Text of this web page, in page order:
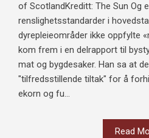
of ScotlandKreditt: The Sun Og
renslighetsstandarder i
dyrepleieområder ikke oppfylte
kom frem i en delrapport til
mat og bygdesaker. Han sa at
"tilfredsstillende tiltak" for å
ekorn og fu...
Read